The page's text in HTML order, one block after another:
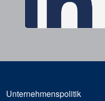
Unternehmenspolitik